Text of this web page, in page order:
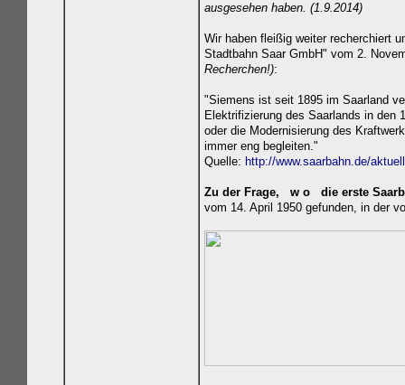
ausgesehen haben. (1.9.2014)
Wir haben fleißig weiter recherchiert
Stadtbahn Saar GmbH" vom 2.
Recherchen!):
"Siemens ist seit 1895 im Saarland
Elektrifizierung des Saarlands in den
oder die Modernisierung des
immer eng begleiten."
Quelle: http://www.saarbahn.de/
Zu der Frage, w o die erste
vom 14. April 1950 gefunden, in der